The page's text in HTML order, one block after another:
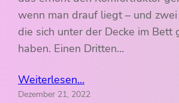
wenn man drauf liegt – und
die sich unter der Decke im Bett
haben. Einen Dritten…
Weiterlesen…
Dezember 21, 2022